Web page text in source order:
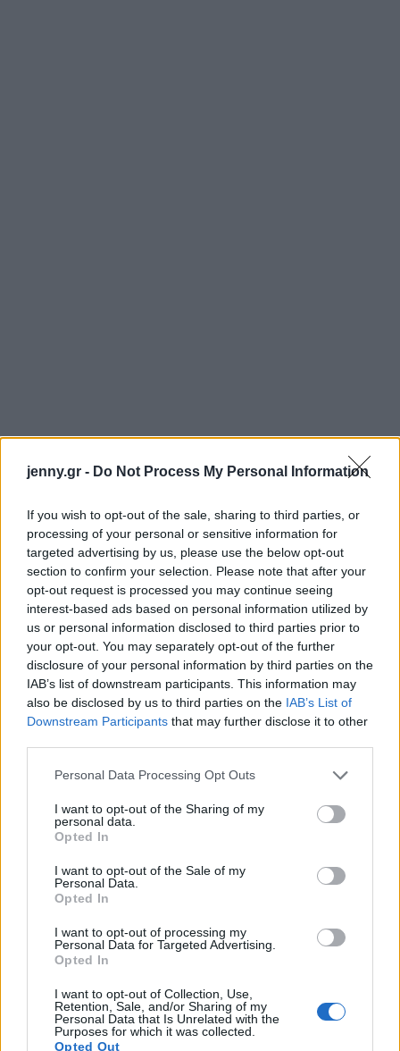
jenny.gr - Do Not Process My Personal Information
If you wish to opt-out of the sale, sharing to third parties, or
processing of your personal or sensitive information for
targeted advertising by us, please use the below opt-out
section to confirm your selection. Please note that after your
opt-out request is processed you may continue seeing
interest-based ads based on personal information utilized by
us or personal information disclosed to third parties prior to
your opt-out. You may separately opt-out of the further
disclosure of your personal information by third parties on the
IAB’s list of downstream participants. This information may
also be disclosed by us to third parties on the IAB’s List of
Downstream Participants that may further disclose it to other
Please note that this website/app uses one or more Google
not limited to your visit or usage behaviour. You may click to
grant or deny consent to Google and its third-party tags to
use your data for below specified purposes in below Google
consent section.
Personal Data Processing Opt Outs
I want to opt-out of the Sharing of my
personal data.
Opted In
I want to opt-out of the Sale of my
Personal Data.
Opted In
I want to opt-out of processing my
Personal Data for Targeted Advertising.
Opted In
I want to opt-out of Collection, Use,
Retention, Sale, and/or Sharing of my
Personal Data that Is Unrelated with the
Purposes for which it was collected.
Opted Out
Παρεό